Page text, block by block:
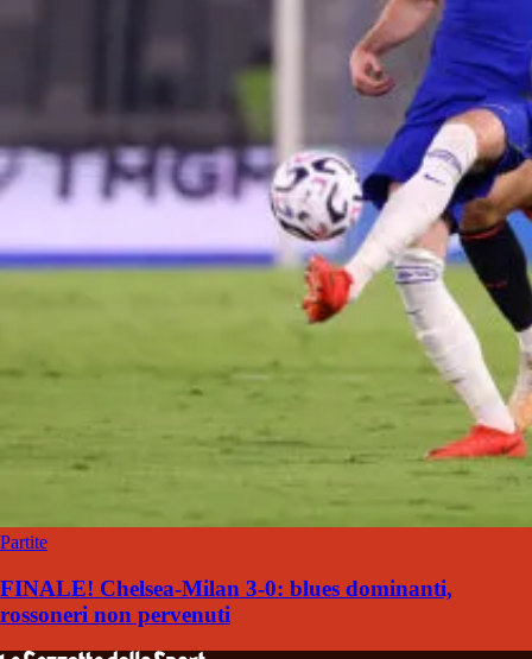
Partite
FINALE! Chelsea-Milan 3-0: blues dominanti,
rossoneri non pervenuti